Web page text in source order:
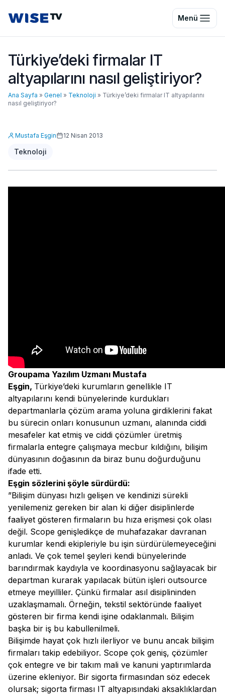
Wise TV Menü
Türkiye’deki firmalar IT
altyapılarını nasıl geliştiriyor?
Ana Sayfa » Genel » Teknoloji » Türkiye’deki firmalar IT altyapılarını
nasıl geliştiriyor?
Mustafa Eşgin 12 Nisan 2013
Teknoloji
Groupama Yazılım Uzmanı Mustafa
Eşgin, Türkiye’deki kurumların genellikle IT
altyapılarını kendi bünyelerinde kurdukları
departmanlarla çözüm arama yoluna girdiklerini fakat
bu sürecin onları konusunun uzmanı, alanında ciddi
mesafeler kat etmiş ve ciddi çözümler üretmiş
firmalarla entegre çalışmaya mecbur kıldığını, bilişim
dünyasının doğasının da biraz bunu doğurduğunu
ifade etti.
Eşgin sözlerini şöyle sürdürdü:
”Bilişim dünyası hızlı gelişen ve kendinizi sürekli
yenilemeniz gereken bir alan ki diğer disiplinlerde
faaliyet gösteren firmaların bu hıza erişmesi çok olası
değil. Scope genişledikçe de muhafazakar davranan
kurumlar kendi ekipleriyle bu işin sürdürülemeyeceğini
anladı. Ve çok temel şeyleri kendi bünyelerinde
barındırmak kaydıyla ve koordinasyonu sağlayacak bir
departman kurarak yapılacak bütün işleri outsource
etmeye meyilliler. Çünkü firmalar asıl disiplininden
uzaklaşmamalı. Örneğin, tekstil sektöründe faaliyet
gösteren bir firma kendi işine odaklanmalı. Bilişim
başka bir iş bu kabullenilmeli.
Bilişimde hayat çok hızlı ilerliyor ve bunu ancak bilişim
firmaları takip edebiliyor. Scope çok geniş, çözümler
çok entegre ve bir takım mali ve kanuni yaptırımlarda
üzerine ekleniyor. Bir sigorta firmasından söz edecek
olursak; sigorta firması IT altyapısındaki aksaklıklardan